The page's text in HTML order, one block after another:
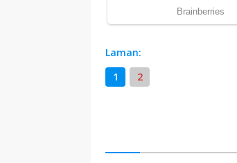
Laman:
1
2